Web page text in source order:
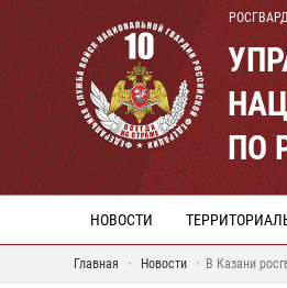
ПО
НОВОСТИ
Главная Новости В Казани